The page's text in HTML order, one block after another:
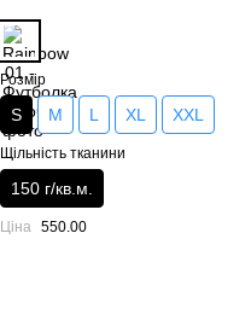
Розмір
S M L XL XXL
Щільність тканини
150 г/кв.м.
Ціна 550.00